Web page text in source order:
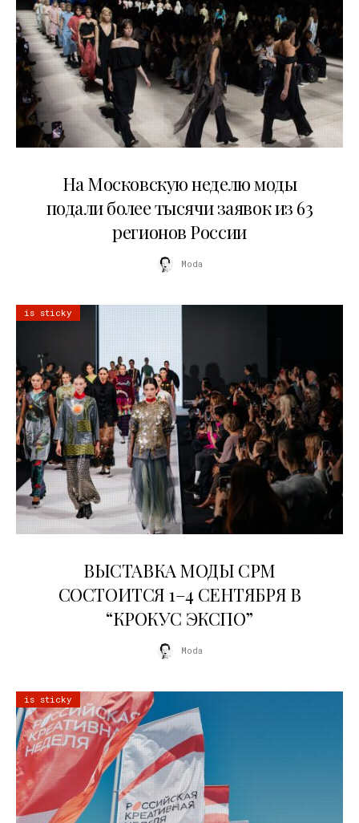
На Московскую неделю моды
подали более тысячи заявок из 63
регионов России
Moda
is sticky
ВЫСТАВКА МОДЫ CPM
СОСТОИТСЯ 1–4 СЕНТЯБРЯ В
“КРОКУС ЭКСПО”
Moda
is sticky